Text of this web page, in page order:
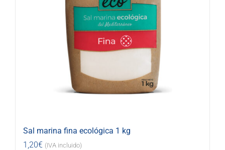
Sal marina fina ecológica 1 kg
1,20€ (IVA incluido)